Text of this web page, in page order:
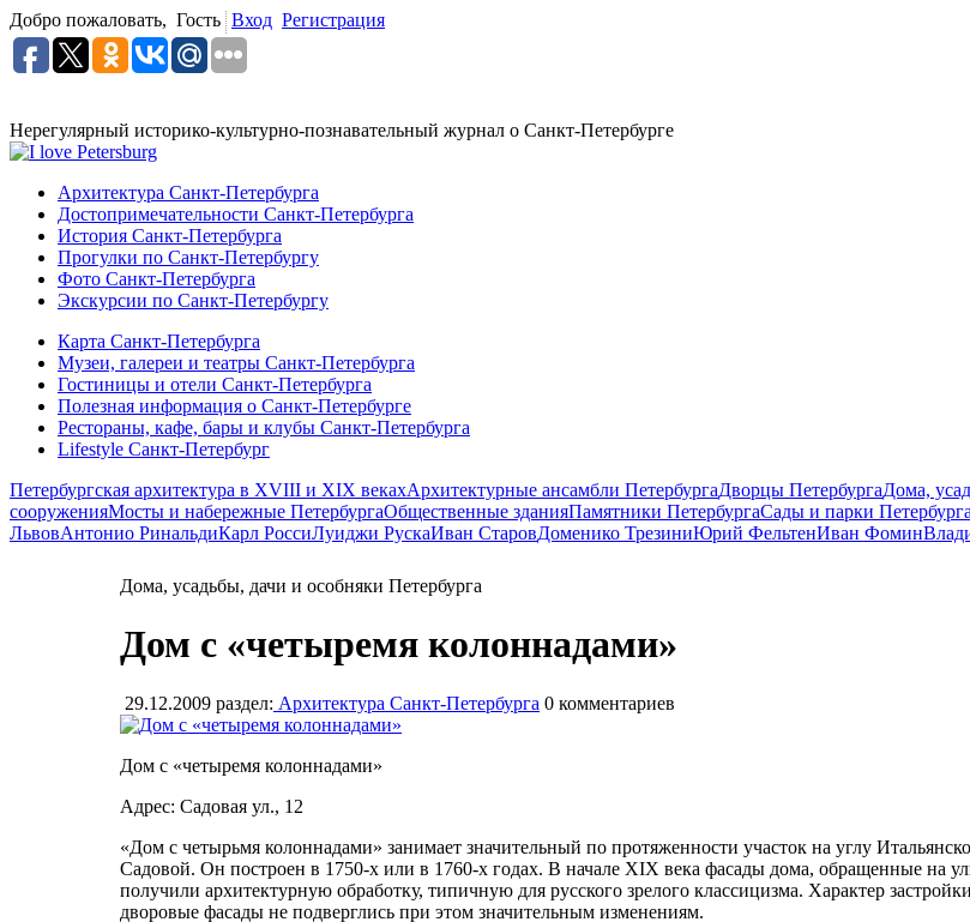
Добро пожаловать, Гость Вход Регистрация
Нерегулярный историко-культурно-познавательный журнал о Санкт-Петербурге
Архитектура Санкт-Петербурга
Достопримечательности Санкт-Петербурга
История Санкт-Петербурга
Прогулки по Санкт-Петербургу
Фото Санкт-Петербурга
Экскурсии по Санкт-Петербургу
Карта Санкт-Петербурга
Музеи, галереи и театры Санкт-Петербурга
Гостиницы и отели Санкт-Петербурга
Полезная информация о Санкт-Петербурге
Рестораны, кафе, бары и клубы Санкт-Петербурга
Lifestyle Санкт-Петербург
Петербургская архитектура в XVIII и XIX векахАрхитектурные ансамбли ПетербургаДворцы ПетербургаДома,
сооруженияМосты и набережные ПетербургаОбщественные зданияПамятники ПетербургаСады и парки Петербурга
ЛьвовАнтонио РинальдиКарл РоссиЛуиджи РускаИван СтаровДоменико ТрезиниЮрий ФельтенИван Фомин
Дома, усадьбы, дачи и особняки Петербурга
Дом с «четыремя колоннадами»
29.12.2009 раздел: Архитектура Санкт-Петербурга 0 комментариев
Дом с «четыремя колоннадами»
Адрес: Садовая ул., 12
«Дом с четырьмя колоннадами» занимает значительный по протяженности участок на углу
Садовой. Он построен в 1750-х или в 1760-х годах. В начале XIX века фасады дома, обращенные на
получили архитектурную обработку, типичную для русского зрелого классицизма. Характер
дворовые фасады не подверглись при этом значительным изменениям.